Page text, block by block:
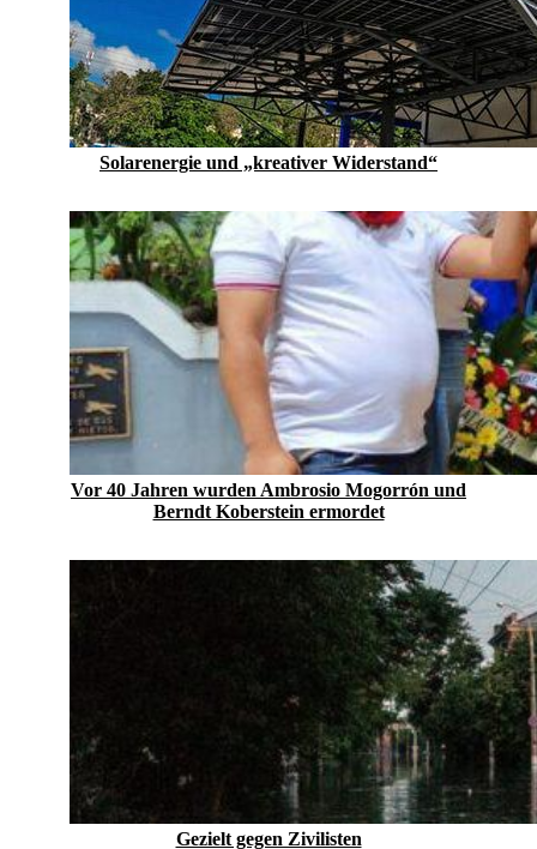
Solarenergie und „kreativer Widerstand“
Vor 40 Jahren wurden Ambrosio Mogorrón und
Berndt Koberstein ermordet
Gezielt gegen Zivilisten